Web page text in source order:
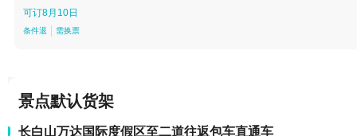
可订8月10日
条件退 需换票
景点默认货架
长白山万达国际度假区至二道往返包车直通车